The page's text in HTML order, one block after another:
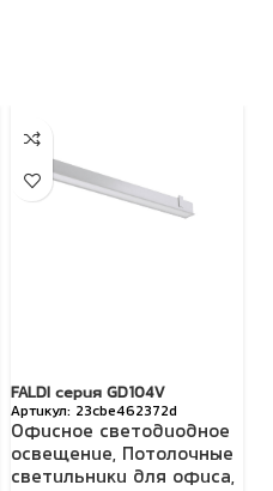
FALDI серия GD104V
23cbe462372d
Офисное светодиодное
освещение, Потолочные
светильники для офиса,